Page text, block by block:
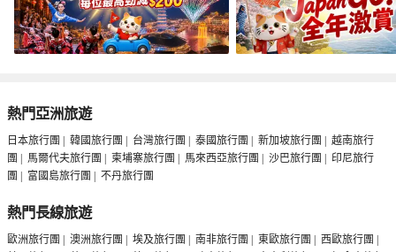
熱門亞洲旅遊
日本旅行團 | 韓國旅行團 | 台灣旅行團 | 泰國旅行團 | 新加坡旅行團 | 越南旅行
團 | 馬爾代夫旅行團 | 柬埔寨旅行團 | 馬來西亞旅行團 | 沙巴旅行團 | 印尼旅行
團 | 富國島旅行團 | 不丹旅行團
熱門長線旅遊
歐洲旅行團 | 澳洲旅行團 | 埃及旅行團 | 南非旅行團 | 東歐旅行團 | 西歐旅行團 |